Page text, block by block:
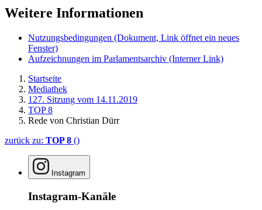
Weitere Informationen
Nutzungsbedingungen (Dokument, Link öffnet ein neues
Fenster)
Aufzeichnungen im Parlamentsarchiv (Interner Link)
Startseite
Mediathek
127. Sitzung vom 14.11.2019
TOP 8
Rede von Christian Dürr
zurück zu: TOP 8 ()
Instagram
Instagram-Kanäle